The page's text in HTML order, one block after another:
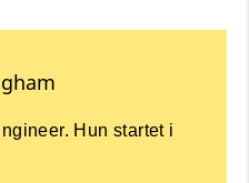
Hun startet i